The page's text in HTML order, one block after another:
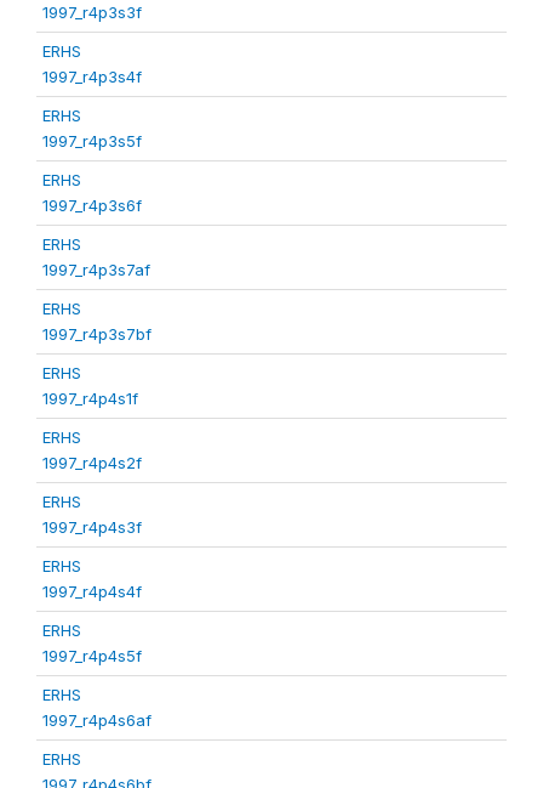
1997_r4p3s3f
ERHS
1997_r4p3s4f
ERHS
1997_r4p3s5f
ERHS
1997_r4p3s6f
ERHS
1997_r4p3s7af
ERHS
1997_r4p3s7bf
ERHS
1997_r4p4s1f
ERHS
1997_r4p4s2f
ERHS
1997_r4p4s3f
ERHS
1997_r4p4s4f
ERHS
1997_r4p4s5f
ERHS
1997_r4p4s6af
ERHS
1997_r4p4s6bf